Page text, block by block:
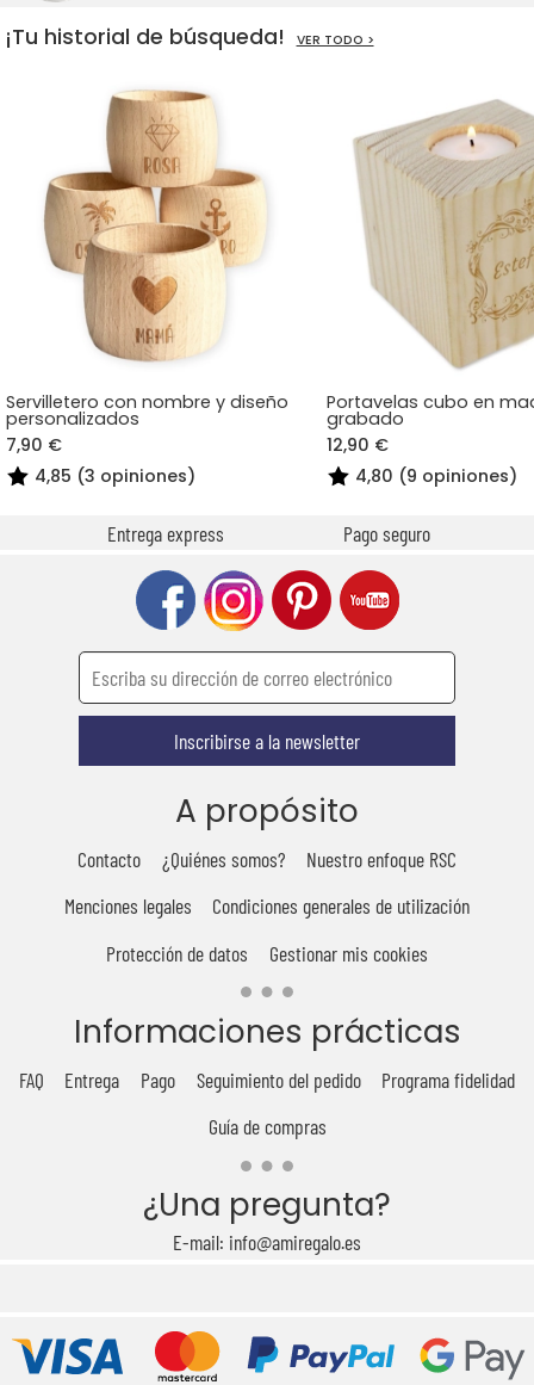
¡Tu historial de búsqueda! VER TODO >
Servilletero con nombre y diseño
personalizados
7,90 €
4,85 (3 opiniones)
Portavelas cubo en
grabado
12,90 €
4,80 (9 opiniones)
Entrega express Pago seguro
Inscribirse a la newsletter
A propósito
Contacto ¿Quiénes somos?
Nuestro enfoque RSC
Menciones legales
Condiciones generales de utilización
Protección de datos
Gestionar mis cookies
Informaciones prácticas
FAQ Entrega Pago Seguimiento del pedido
Programa fidelidad
Guía de compras
¿Una pregunta?
E-mail: info@amiregalo.es